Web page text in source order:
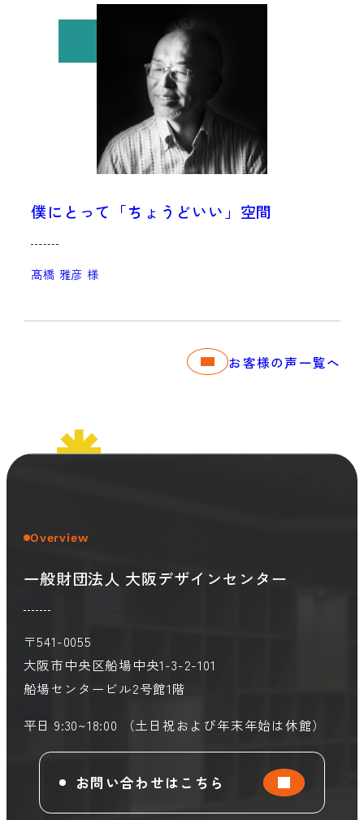
僕にとって「ちょうどいい」空間
髙橋 雅彦 様
お客様の声一覧へ
Overview
一般財団法人 大阪デザインセンター
〒541-0055
大阪市中央区船場中央1-3-2-101
船場センタービル2号館1階
平日 9:30~18:00 （土日祝および年末年始は休館）
お問い合わせはこちら